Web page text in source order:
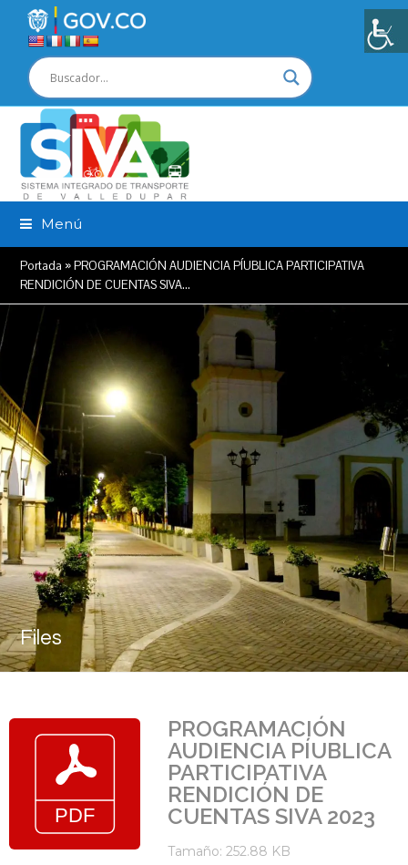
Menú
Portada »PROGRAMACIÓN AUDIENCIA PÍUBLICA PARTICIPATIVA
RENDICIÓN DE CUENTAS SIVA…
Files
PROGRAMACIÓN
AUDIENCIA PÍUBLICA
PARTICIPATIVA
RENDICIÓN DE
CUENTAS SIVA 2023
Tamaño: 252.88 KB